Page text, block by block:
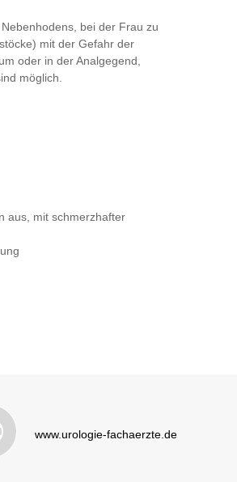
bei der Frau zu
mit der Gefahr der
oder in der Analgegend,
möglich.
aus, mit schmerzhafter
www.urologie-fachaerzte.de